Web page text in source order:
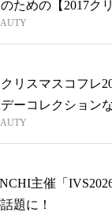
ための【2017ク
クリスマスコフレ
デーコレクション
主催「
題に！